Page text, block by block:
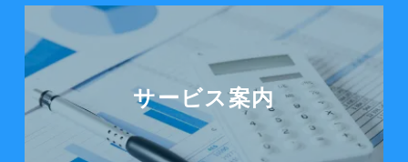
サービス案内
サービス案内をみる